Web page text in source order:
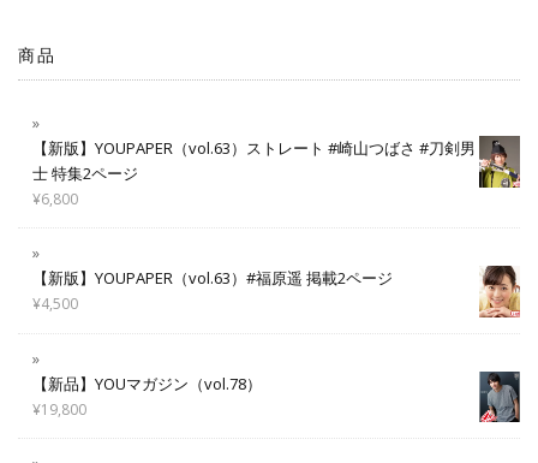
商品
【新版】YOUPAPER（vol.63）ストレート #崎山つばさ #刀剣男
士 特集2ページ
¥6,800
【新版】YOUPAPER（vol.63）#福原遥 掲載2ページ
¥4,500
【新品】YOUマガジン（vol.78）
¥19,800